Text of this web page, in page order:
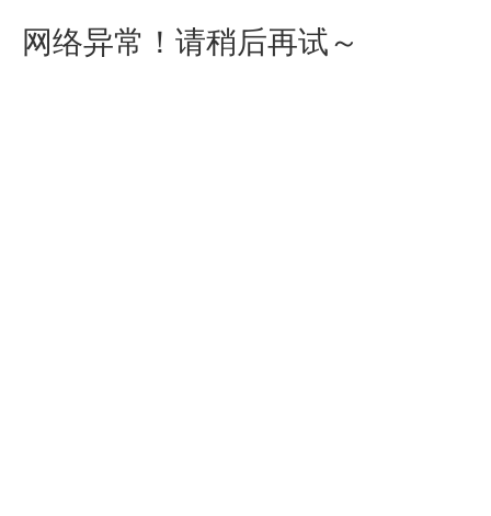
网络异常！请稍后再试～